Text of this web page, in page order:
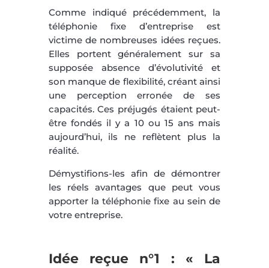
Comme indiqué précédemment, la
téléphonie fixe d’entreprise est
victime de nombreuses idées reçues.
Elles portent généralement sur sa
supposée absence d’évolutivité et
son manque de flexibilité, créant ainsi
une perception erronée de ses
capacités. Ces préjugés étaient peut-
être fondés il y a 10 ou 15 ans mais
aujourd’hui, ils ne reflètent plus la
réalité.
Démystifions-les afin de démontrer
les réels avantages que peut vous
apporter la téléphonie fixe au sein de
votre entreprise.
Idée reçue n°1 : « La